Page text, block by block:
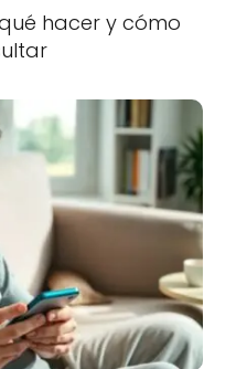
hacer y cómo